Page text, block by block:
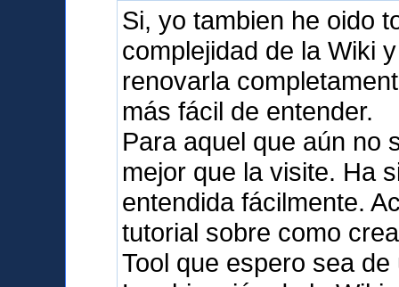
Si, yo tambien he oido
complejidad de la Wiki
renovarla
más fácil de entender.
Para aquel que aún no
mejor que la visite. Ha
entendida fácilmente.
tutorial sobre como
Tool que espero sea de